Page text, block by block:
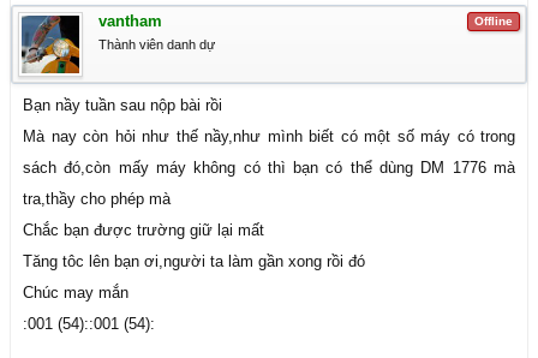
Offline
vantham
Thành viên danh dự
Bạn nầy tuần sau nộp bài rồi
Mà nay còn hỏi như thế nầy,như mình biết có một số máy có trong
sách đó,còn mấy máy không có thì bạn có thể dùng DM 1776 mà
tra,thầy cho phép mà
Chắc bạn được trường giữ lại mất
Tăng tôc lên bạn ơi,người ta làm gần xong rồi đó
Chúc may mắn
:001 (54)::001 (54):